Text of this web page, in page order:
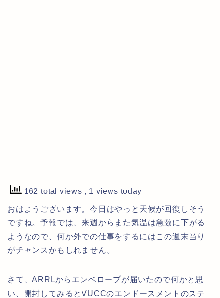
162 total views , 1 views today
おはようございます。今日はやっと天候が回復しそう
ですね。予報では、来週からまた気温は急激に下がる
ようなので、何か外での仕事をするにはこの週末当り
がチャンスかもしれません。
さて、ARRLからエンベロープが届いたので何かと思
い、開封してみるとVUCCのエンドースメントのステ